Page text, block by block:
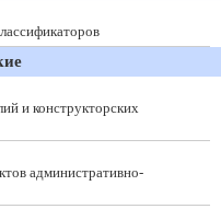
и конструкторских
административно-